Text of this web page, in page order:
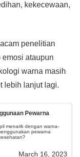
kekecewaan,
penelitian
ataupun
warna masih
lebih lanjut lagi.
Pewarna
menarik dengan warna-
pewarna
March 16, 2023